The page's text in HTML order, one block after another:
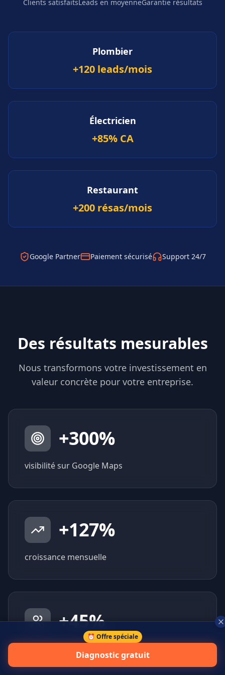
Clients satisfaitsLeads en moyenneGarantie résultats
Plombier
+120 leads/mois
Électricien
+85% CA
Restaurant
+200 résas/mois
Google Partner Paiement sécurisé Support 24/7
Des résultats mesurables
Nous transformons votre investissement en
valeur concrète pour votre entreprise.
+300%
visibilité sur Google Maps
+127%
croissance mensuelle
+45%
⏰ Offre spéciale
Diagnostic gratuit